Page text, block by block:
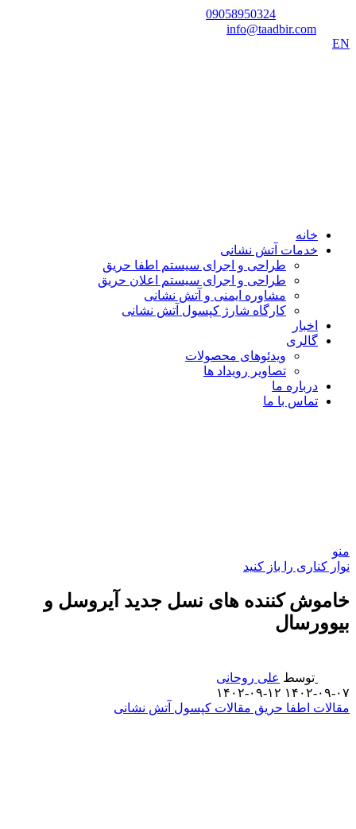
09058950324
info@taadbir.com
EN
خانه
خدمات آتش نشانی
طراحی و اجرای سیستم اطفا حریق
طراحی و اجرای سیستم اعلان حریق
مشاوره ایمنی و آتش نشانی
کارگاه شارژ کپسول آتش نشانی
اخبار
گالری
ویدئوهای محصولات
تصاویر رویداد ها
درباره ما
تماس با ما
منو
نوار کناری را باز کنید
خاموش کننده های نسل جدید آیروسل و
بیوورسال
توسط علی روحانی
۱۴۰۲-۰۹-۰۷ ۱۴۰۲-۰۹-۱۲
مقالات اطفا حریق مقالات کپسول آتش نشانی